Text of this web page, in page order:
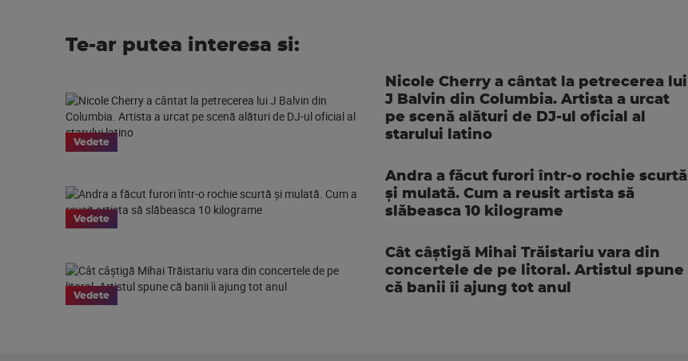
Te-ar putea interesa si:
Vedete
Nicole Cherry a cântat la petrecerea lui
J Balvin din Columbia. Artista a urcat
pe scenă alături de DJ-ul oficial al
starului latino
Vedete
Andra a făcut furori într-o rochie scurtă
și mulată. Cum a reusit artista să
slăbeasca 10 kilograme
Vedete
Cât câștigă Mihai Trăistariu vara din
concertele de pe litoral. Artistul spune
că banii îi ajung tot anul